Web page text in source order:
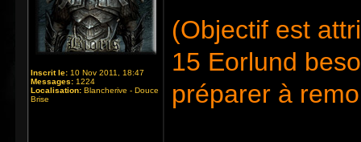
Inscrit le: 10 Nov 2011, 18:47
Messages: 1224
Localisation: Blancherive - Douce
Brise
(Objectif est
15 Eorlund
préparer à